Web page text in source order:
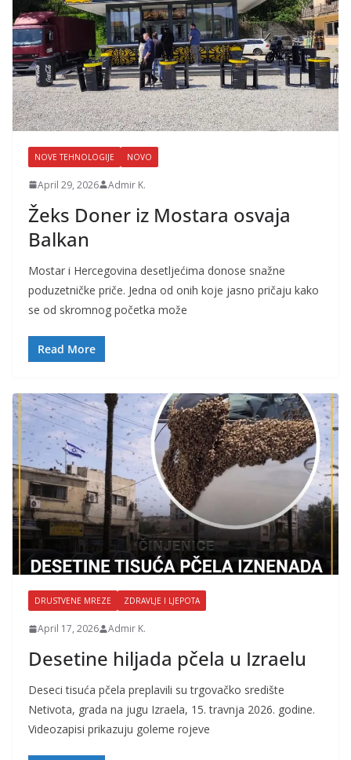
NOVE TEHNOLOGIJE NOVO
April 29, 2026 Admir K.
Žeks Doner iz Mostara osvaja
Balkan
Mostar i Hercegovina desetljećima donose snažne
poduzetničke priče. Jedna od onih koje jasno pričaju kako
se od skromnog početka može
Read More
DRUSTVENE MREZE ZDRAVLJE I LJEPOTA
April 17, 2026 Admir K.
Desetine hiljada pčela u Izraelu
Deseci tisuća pčela preplavili su trgovačko središte
Netivota, grada na jugu Izraela, 15. travnja 2026. godine.
Videozapisi prikazuju goleme rojeve